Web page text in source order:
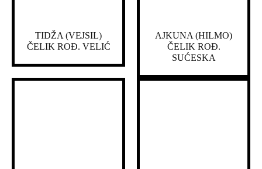
TIDŽA (VEJSIL)
ČELIK ROĐ. VELIĆ
AJKUNA (HILMO)
ČELIK ROĐ.
SUĆESKA